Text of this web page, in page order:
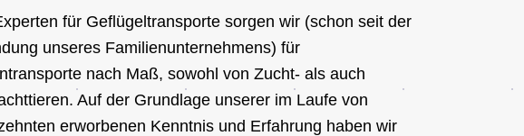
für Geflügeltransporte sorgen wir (schon seit der
unseres Familienunternehmens) für
nach Maß, sowohl von Zucht- als auch
Auf der Grundlage unserer im Laufe von
erworbenen Kenntnis und Erfahrung haben wir